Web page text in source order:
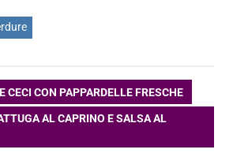
CECI CON PAPPARDELLE FRESCHE
AL CAPRINO E SALSA AL